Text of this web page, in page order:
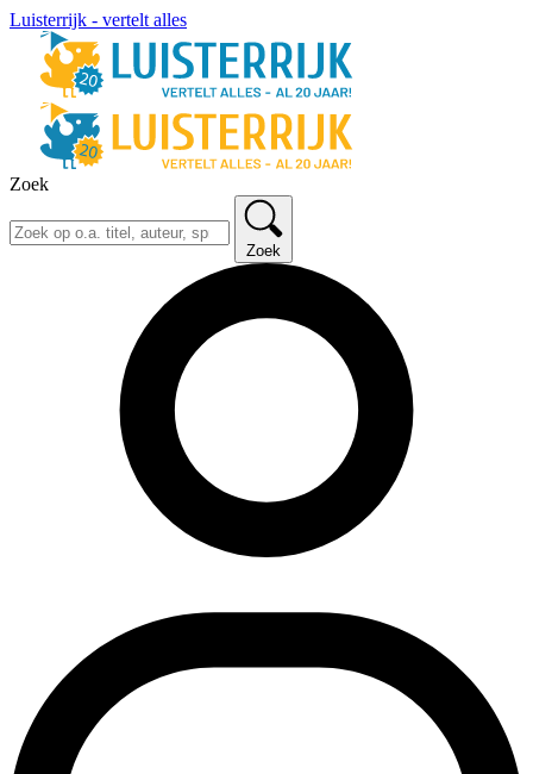
Luisterrijk - vertelt alles
Zoek
Zoek